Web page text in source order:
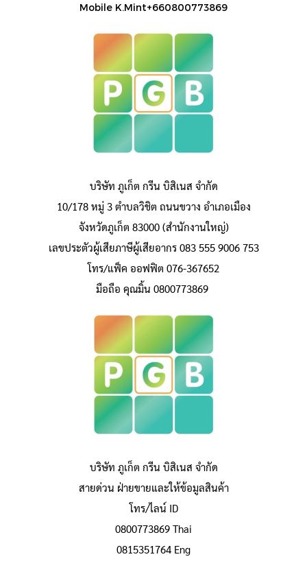
Mobile K.Mint+660800773869
บริษัท ภูเก็ต กรีน บิสิเนส จำกัด
10/178 หมู่ 3 ตำบลวิชิต ถนนขวาง อำเภอเมือง
จังหวัดภูเก็ต 83000 (สำนักงานใหญ่)
เลขประตัวผู้เสียภาษีผู้เสียอากร 083 555 9006 753
โทร/แฟ็ค ออฟฟิต 076-367652
มือถือ คุณมิ้น 0800773869
บริษัท ภูเก็ต กรีน บิสิเนส จำกัด
สายด่วน ฝ่ายขายและให้ข้อมูลสินค้า
โทร/ไลน์ ID
0800773869 Thai
0815351764 Eng